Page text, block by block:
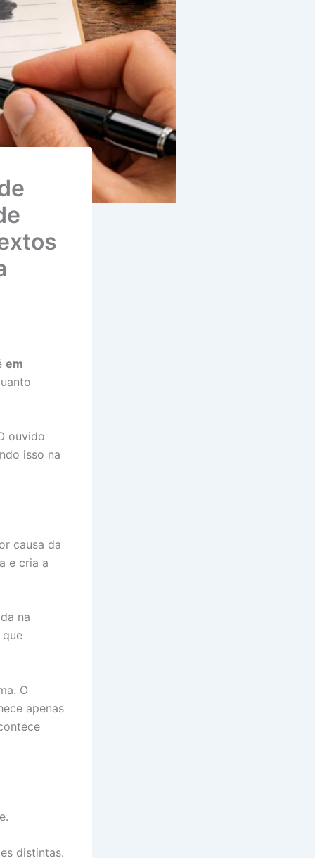
em
ouvido
isso na
causa da
e cria a
na
O
apenas
distintas.